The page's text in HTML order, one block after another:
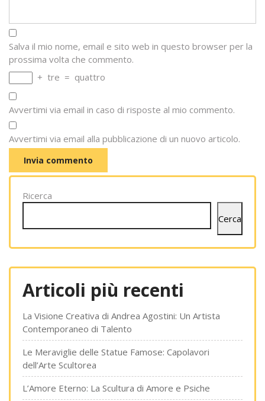
Salva il mio nome, email e sito web in questo browser per la
prossima volta che commento.
+ tre = quattro
Avvertimi via email in caso di risposte al mio commento.
Avvertimi via email alla pubblicazione di un nuovo articolo.
Ricerca
Cerca
Articoli più recenti
La Visione Creativa di Andrea Agostini: Un Artista
Contemporaneo di Talento
Le Meraviglie delle Statue Famose: Capolavori
dell’Arte Scultorea
L’Amore Eterno: La Scultura di Amore e Psiche